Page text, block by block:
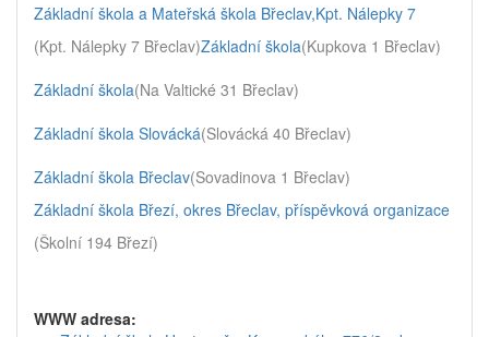
Základní škola a Mateřská škola Břeclav,Kpt. Nálepky 7
(Kpt. Nálepky 7 Břeclav)Základní škola(Kupkova 1 Břeclav)
Základní škola(Na Valtické 31 Břeclav)
Základní škola Slovácká(Slovácká 40 Břeclav)
Základní škola Břeclav(Sovadinova 1 Břeclav)
Základní škola Březí, okres Břeclav, příspěvková organizace
(Školní 194 Březí)
WWW adresa: